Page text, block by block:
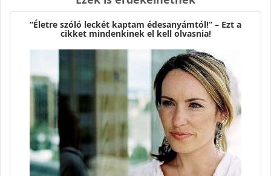
“Életre szóló leckét kaptam édesanyámtól!” – Ezt a
cikket mindenkinek el kell olvasnia!